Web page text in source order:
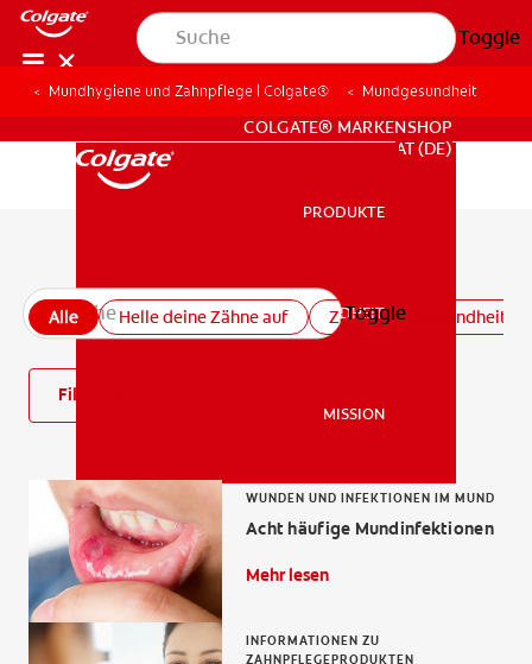
Toggle
MUNDGESUNDHEIT
MISSION
FÜR FACHKREISE
FÜR FACHKREISE
COLGATE® MARKENSHOP
AT (DE)
PRODUKTE
MUNDGESUNDHEIT
MISSION
Toggle
Mundhygiene und Zahnpflege | Colgate® Mundgesundheit
Alle Helle deine Zähne auf Zahnfleischgesundheit
Filter
WUNDEN UND INFEKTIONEN IM MUND
Acht häufige Mundinfektionen
Mehr lesen
INFORMATIONEN ZU
ZAHNPFLEGEPRODUKTEN